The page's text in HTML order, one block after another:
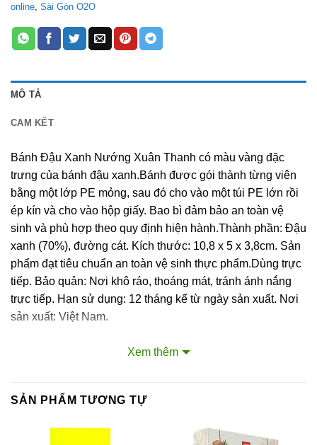
online, Sài Gòn O2O
MÔ TẢ
CAM KẾT
Bánh Đậu Xanh Nướng Xuân Thanh có màu vàng đặc
trưng của bánh đậu xanh.Bánh được gói thành từng viên
bằng một lớp PE mỏng, sau đó cho vào một túi PE lớn rồi
ép kín và cho vào hộp giấy. Bao bì đảm bảo an toàn vệ
sinh và phù hợp theo quy định hiện hành.Thành phần: Đậu
xanh (70%), đường cát. Kích thước: 10,8 x 5 x 3,8cm. Sản
phẩm đạt tiêu chuẩn an toàn vệ sinh thực phẩm.Dùng trực
tiếp. Bảo quản: Nơi khô ráo, thoáng mát, tránh ánh nắng
trực tiếp. Hạn sử dụng: 12 tháng kể từ ngày sản xuất. Nơi
sản xuất: Việt Nam.
Liên hệ với Sài Gòn O2O
Hệ thống của chúng tôi
Xem thêm
SẢN PHẨM TƯƠNG TỰ